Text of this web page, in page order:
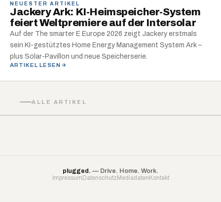
NEUESTER ARTIKEL
Jackery Ark: KI-Heimspeicher-System
feiert Weltpremiere auf der Intersolar
Auf der The smarter E Europe 2026 zeigt Jackery erstmals
sein KI-gestütztes Home Energy Management System Ark –
plus Solar-Pavillon und neue Speicherserie.
ARTIKEL LESEN
ALLE ARTIKEL
plugged. — Drive. Home. Work.
ImpressumDatenschutzMediadatenKontakt